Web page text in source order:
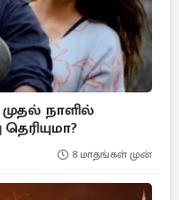
முதல் நாளில்
8 மாதங்கள் முன்